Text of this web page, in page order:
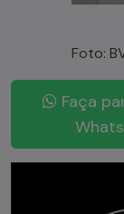
Foto:
Faça